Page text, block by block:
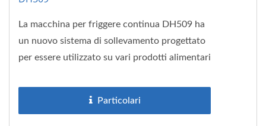
La macchina per friggere continua DH509 ha
un nuovo sistema di sollevamento progettato
per essere utilizzato su vari prodotti alimentari
Particolari